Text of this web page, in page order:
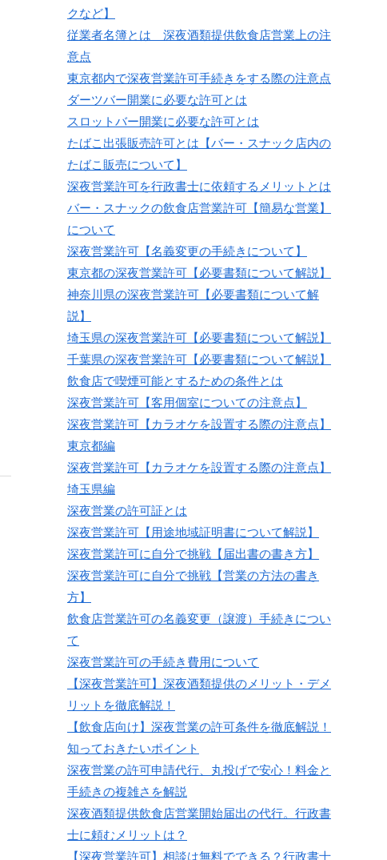
クなど】
従業者名簿とは 深夜酒類提供飲食店営業上の注
意点
東京都内で深夜営業許可手続きをする際の注意点
ダーツバー開業に必要な許可とは
スロットバー開業に必要な許可とは
たばこ出張販売許可とは【バー・スナック店内の
たばこ販売について】
深夜営業許可を行政書士に依頼するメリットとは
バー・スナックの飲食店営業許可【簡易な営業】
について
深夜営業許可【名義変更の手続きについて】
東京都の深夜営業許可【必要書類について解説】
神奈川県の深夜営業許可【必要書類について解
説】
埼玉県の深夜営業許可【必要書類について解説】
千葉県の深夜営業許可【必要書類について解説】
飲食店で喫煙可能とするための条件とは
深夜営業許可【客用個室についての注意点】
深夜営業許可【カラオケを設置する際の注意点】
東京都編
深夜営業許可【カラオケを設置する際の注意点】
埼玉県編
深夜営業の許可証とは
深夜営業許可【用途地域証明書について解説】
深夜営業許可に自分で挑戦【届出書の書き方】
深夜営業許可に自分で挑戦【営業の方法の書き
方】
飲食店営業許可の名義変更（譲渡）手続きについ
て
深夜営業許可の手続き費用について
【深夜営業許可】深夜酒類提供のメリット・デメ
リットを徹底解説！
【飲食店向け】深夜営業の許可条件を徹底解説！
知っておきたいポイント
深夜営業の許可申請代行、丸投げで安心！料金と
手続きの複雑さを解説
深夜酒類提供飲食店営業開始届出の代行。行政書
士に頼むメリットは？
【深夜営業許可】相談は無料でできる？行政書士